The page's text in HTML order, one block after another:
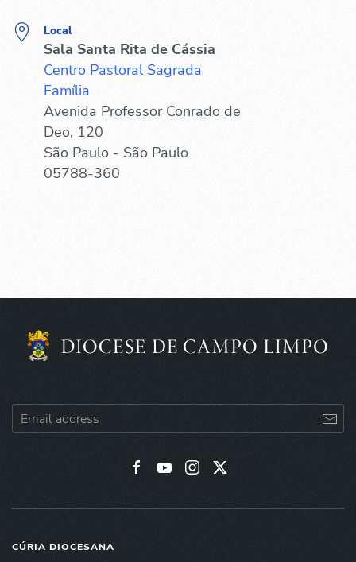
Local
Sala Santa Rita de Cássia
Centro Pastoral Sagrada
Família
Avenida Professor Conrado de
Deo, 120
São Paulo - São Paulo
05788-360
CÚRIA DIOCESANA